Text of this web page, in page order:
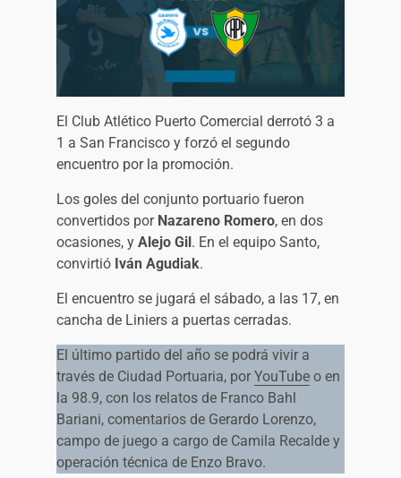
El Club Atlético Puerto Comercial derrotó 3 a
1 a San Francisco y forzó el segundo
encuentro por la promoción.
Los goles del conjunto portuario fueron
convertidos por Nazareno Romero, en dos
ocasiones, yAlejo Gil . En el equipo Santo,
convirtió Iván Agudiak.
El encuentro se jugará el sábado, a las 17, en
cancha de Liniers a puertas cerradas.
El último partido del año se podrá vivir a
través de Ciudad Portuaria, porYouTube o en
la 98.9, con los relatos de Franco Bahl
Bariani, comentarios de Gerardo Lorenzo,
campo de juego a cargo de Camila Recalde y
operación técnica de Enzo Bravo.